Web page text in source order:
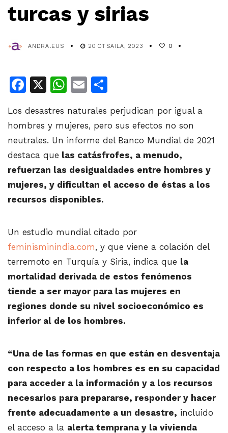
turcas y sirias
ANDRA.EUS 20 OTSAILA, 2023 0
Facebook
X WhatsApp
Email
Los desastres naturales perjudican por igual a
hombres y mujeres, pero sus efectos no son
neutrales. Un informe del Banco Mundial de 2021
destaca que las catásfrofes, a menudo,
refuerzan las desigualdades entre hombres y
mujeres, y dificultan el acceso de éstas a los
recursos disponibles.
Un estudio mundial citado por
feminisminindia.com, y que viene a colación del
terremoto en Turquía y Siria, indica que la
mortalidad derivada de estos fenómenos
tiende a ser mayor para las mujeres en
regiones donde su nivel socioeconómico es
inferior al de los hombres.
“Una de las formas en que están en desventaja
con respecto a los hombres es en su capacidad
para acceder a la información y a los recursos
necesarios para prepararse, responder y hacer
frente adecuadamente a un desastre, incluido
el acceso a la alerta temprana y la vivienda